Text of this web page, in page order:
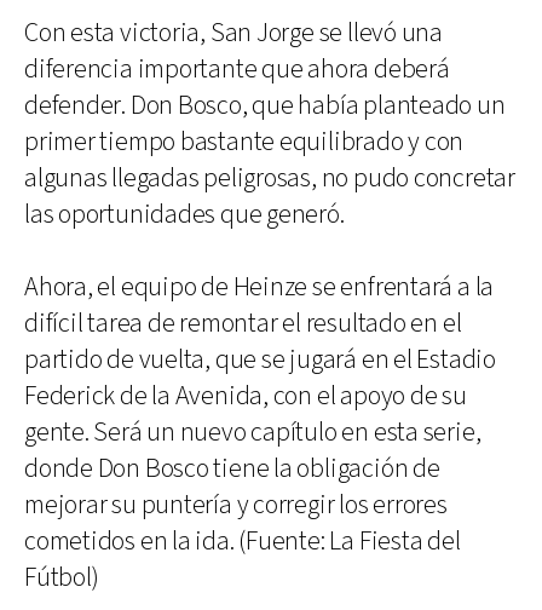
Con esta victoria, San Jorge se llevó una
diferencia importante que ahora deberá
defender. Don Bosco, que había planteado un
primer tiempo bastante equilibrado y con
algunas llegadas peligrosas, no pudo concretar
las oportunidades que generó.
Ahora, el equipo de Heinze se enfrentará a la
difícil tarea de remontar el resultado en el
partido de vuelta, que se jugará en el Estadio
Federick de la Avenida, con el apoyo de su
gente. Será un nuevo capítulo en esta serie,
donde Don Bosco tiene la obligación de
mejorar su puntería y corregir los errores
cometidos en la ida. (Fuente: La Fiesta del
Fútbol)